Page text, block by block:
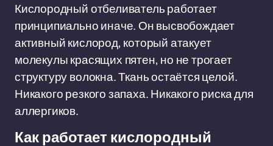
Кислородный отбеливатель работает
принципиально иначе. Он высвобождает
активный кислород, который атакует
молекулы красящих пятен, но не трогает
структуру волокна. Ткань остаётся целой.
Никакого резкого запаха. Никакого риска для
аллергиков.
Как работает кислородный